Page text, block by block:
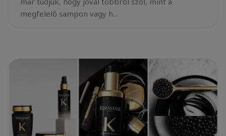
megfelelő sampon vagy h...